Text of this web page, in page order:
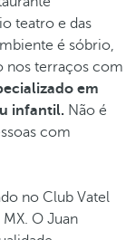
teatro e das
é sóbrio,
nos terraços com
em
infantil. Não é
com
no Club Vatel
O Juan